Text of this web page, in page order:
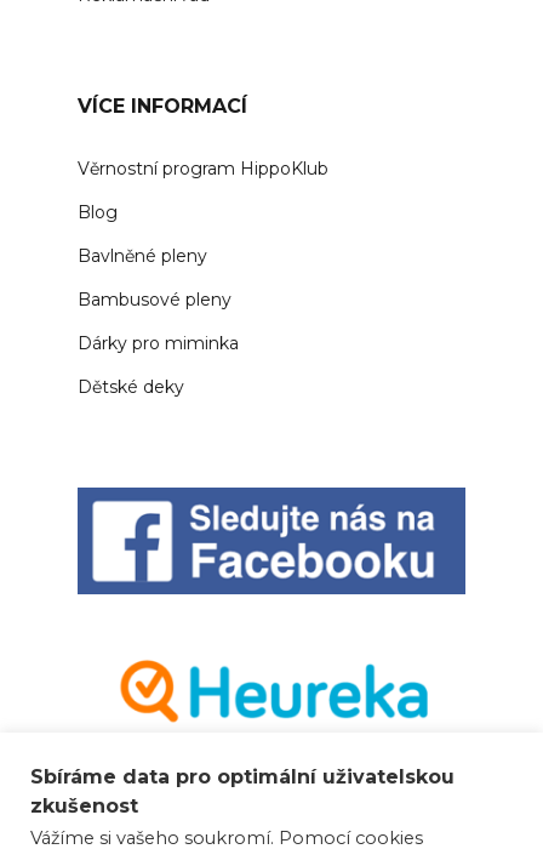
VÍCE INFORMACÍ
Věrnostní program HippoKlub
Blog
Bavlněné pleny
Bambusové pleny
Dárky pro miminka
Dětské deky
Sbíráme data pro optimální uživatelskou
zkušenost
Vážíme si vašeho soukromí. Pomocí cookies